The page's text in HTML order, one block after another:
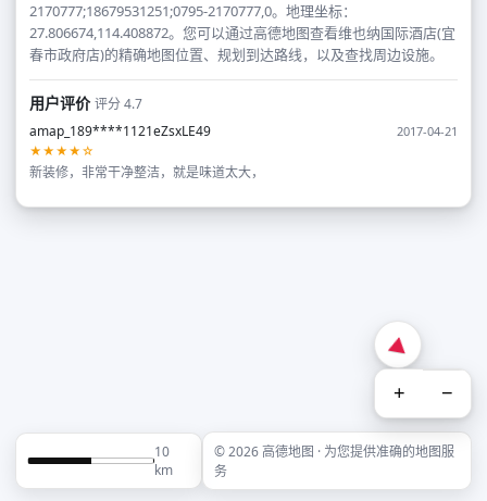
2170777;18679531251;0795-2170777,0。地理坐标：
27.806674,114.408872。您可以通过高德地图查看维也纳国际酒店(宜
春市政府店)的精确地图位置、规划到达路线，以及查找周边设施。
用户评价评分 4.7
amap_189****1121eZsxLE49
2017-04-21
★★★★☆
新装修，非常干净整洁，就是味道太大，
+ −
10
km
© 2026 高德地图 · 为您提供准确的地图服
务